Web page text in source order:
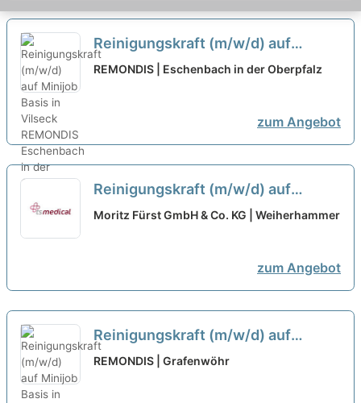
Reinigungskraft (m/w/d) auf
Minijob Basis in Vilseck
REMONDIS | Eschenbach in der Oberpfalz
zum Angebot
Reinigungskraft (m/w/d) auf
Minijob-Basis am Nachmittag neu
Moritz Fürst GmbH & Co. KG | Weiherhammer
zum Angebot
Reinigungskraft (m/w/d) auf
Minijob Basis in Vilseck
REMONDIS | Grafenwöhr